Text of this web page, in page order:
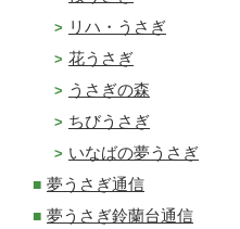
リハ・うさぎ
花うさぎ
うさぎの森
ちびうさぎ
いなばの夢うさぎ
夢うさぎ通信
夢うさぎ鈴蘭台通信